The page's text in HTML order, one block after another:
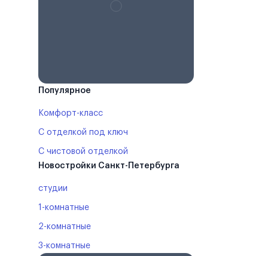
Популярное
Комфорт-класс
С отделкой под ключ
С чистовой отделкой
Новостройки Санкт-Петербурга
студии
1-комнатные
2-комнатные
3-комнатные